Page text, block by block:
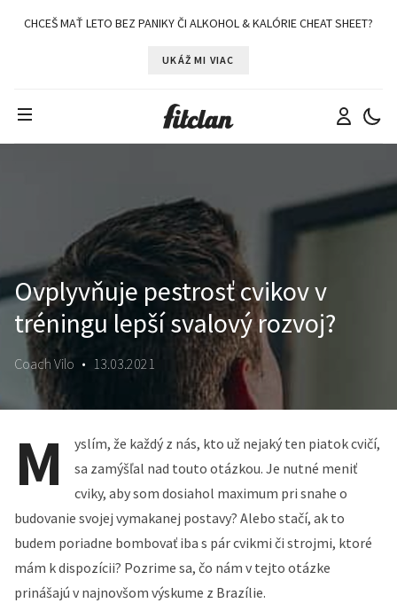
CHCEŠ MAŤ LETO BEZ PANIKY ČI ALKOHOL & KALÓRIE CHEAT SHEET?
UKÁŽ MI VIAC
Ovplyvňuje pestrosť cvikov v
tréningu lepší svalový rozvoj?
Coach Vilo • 13.03.2021
M
yslím, že každý z nás, kto už nejaký ten piatok cvičí,
sa zamýšľal nad touto otázkou. Je nutné meniť
cviky, aby som dosiahol maximum pri snahe o
budovanie svojej vymakanej postavy? Alebo stačí, ak to
budem poriadne bombovať iba s pár cvikmi či strojmi, ktoré
mám k dispozícii? Pozrime sa, čo nám v tejto otázke
prinášajú v najnovšom výskume z Brazílie.